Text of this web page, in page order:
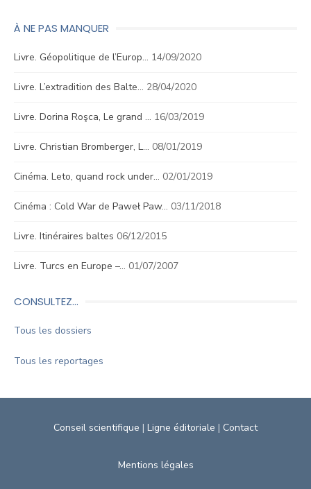
À NE PAS MANQUER
Livre. Géopolitique de l’Europ… 14/09/2020
Livre. L’extradition des Balte… 28/04/2020
Livre. Dorina Roşca, Le grand … 16/03/2019
Livre. Christian Bromberger, L… 08/01/2019
Cinéma. Leto, quand rock under… 02/01/2019
Cinéma : Cold War de Paweł Paw… 03/11/2018
Livre. Itinéraires baltes 06/12/2015
Livre. Turcs en Europe –… 01/07/2007
CONSULTEZ…
Tous les dossiers
Tous les reportages
Conseil scientifique | Ligne éditoriale | Contact
Mentions légales